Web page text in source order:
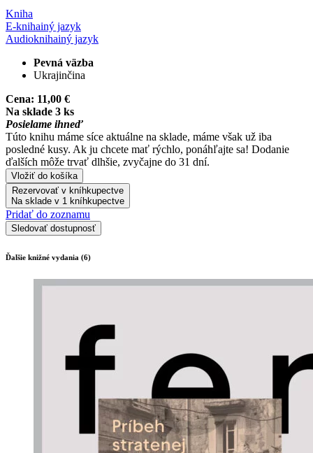
Kniha
E-knihainý jazyk
Audioknihainý jazyk
Pevná väzba
Ukrajinčina
Cena: 11,00 €
Na sklade 3 ks
Posielame ihneď
Túto knihu máme síce aktuálne na sklade, máme však už iba
posledné kusy. Ak ju chcete mať rýchlo, ponáhľajte sa! Dodanie
ďalších môže trvať dlhšie, zvyčajne do 31 dní.
Vložiť do košíka
Rezervovať v kníhkupectve
Na sklade v 1 kníhkupectve
Pridať do zoznamu
Sledovať dostupnosť
Ďalšie knižné vydania (6)